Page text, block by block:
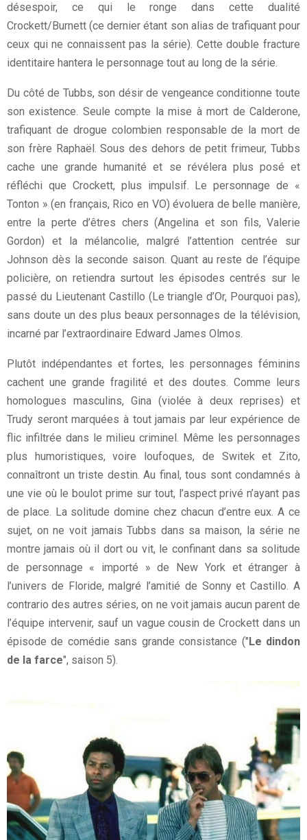
désespoir, ce qui le ronge dans cette dualité
Crockett/Burnett (ce dernier étant son alias de trafiquant pour
ceux qui ne connaissent pas la série). Cette double fracture
identitaire hantera le personnage tout au long de la série.
Du côté de Tubbs, son désir de vengeance conditionne toute
son existence. Seule compte la mise à mort de Calderone,
trafiquant de drogue colombien responsable de la mort de
son frère Raphaël. Sous des dehors de petit frimeur, Tubbs
cache une grande humanité et se révélera plus posé et
réfléchi que Crockett, plus impulsif. Le personnage de «
Tonton » (en français, Rico en VO) évoluera de belle manière,
entre la perte d’êtres chers (Angelina et son fils, Valerie
Gordon) et la mélancolie, malgré l’attention centrée sur
Johnson dès la seconde saison. Quant au reste de l’équipe
policière, on retiendra surtout les épisodes centrés sur le
passé du Lieutenant Castillo (Le triangle d’Or, Pourquoi pas),
sans doute un des plus beaux personnages de la télévision,
incarné par l’extraordinaire Edward James Olmos.
Plutôt indépendantes et fortes, les personnages féminins
cachent une grande fragilité et des doutes. Comme leurs
homologues masculins, Gina (violée à deux reprises) et
Trudy seront marquées à tout jamais par leur expérience de
flic infiltrée dans le milieu criminel. Même les personnages
plus humoristiques, voire loufoques, de Switek et Zito,
connaîtront un triste destin. Au final, tous sont condamnés à
une vie où le boulot prime sur tout, l’aspect privé n’ayant pas
de place. La solitude domine chez chacun d’entre eux. A ce
sujet, on ne voit jamais Tubbs dans sa maison, la série ne
montre jamais où il dort ou vit, le confinant dans sa solitude
de personnage « importé » de New York et étranger à
l’univers de Floride, malgré l’amitié de Sonny et Castillo. A
contrario des autres séries, on ne voit jamais aucun parent de
l’équipe intervenir, sauf un vague cousin de Crockett dans un
épisode de comédie sans grande consistance (" Le dindon
de la farce", saison 5).